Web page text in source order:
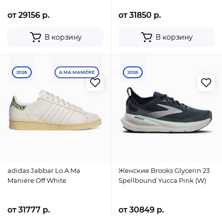
от 29156 р.
В корзину
от 31850 р.
В корзину
A MA MANIÉRE
2026
adidas Jabbar Lo A Ma
Maniére Off White
от 31777 р.
2026
Женские Brooks Glycerin 23
Spellbound Yucca Pink (W)
от 30849 р.